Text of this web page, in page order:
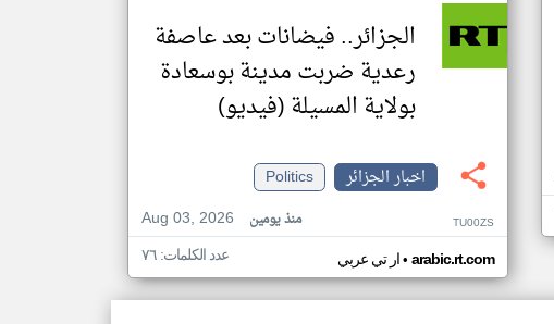
الجزائر.. فيضانات بعد عاصفة
رعدية ضربت مدينة بوسعادة
بولاية المسيلة (فيديو)
اخبار الجزائر
Politics
Aug 03, 2026
منذ يومين TU00ZS
ار تي عربي• arabic.rt.com عدد الكلمات: ٧٦